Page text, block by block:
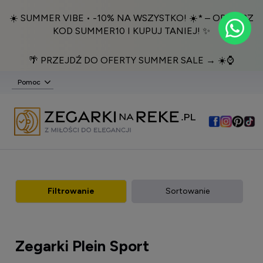
☀️ SUMMER VIBE • -10% NA WSZYSTKO! ☀️* – ODBIERZ
KOD SUMMER10 I KUPUJ TANIEJ! ✨
🌴 PRZEJDŹ DO OFERTY SUMMER SALE → ☀️⌚️
Pomoc
Filtrowanie Sortowanie
Zegarki Plein Sport